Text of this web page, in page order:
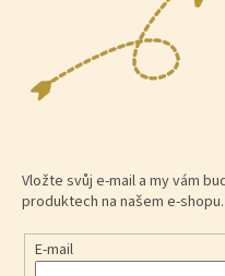
Vložte svůj e-mail a my vám
produktech na našem e-shopu.
E-mail